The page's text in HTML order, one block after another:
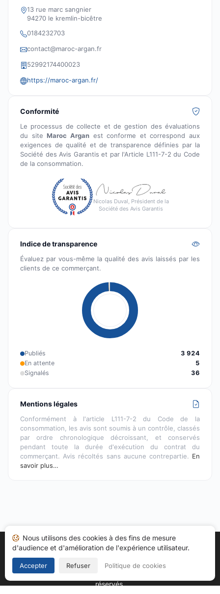
13 rue marc sangnier
94270 le kremlin-bicêtre
0184232703
contact@maroc-argan.fr
52992174400023
https://maroc-argan.fr/
Conformité
Le processus de collecte et de gestion des évaluations
du siteMaroc Arganest conforme et correspond aux
exigences de qualité et de transparence définies par la
Société des Avis Garantis et par l'Article L111-7-2 du Code
de la consommation.
Nicolas Duval, Président de la
Société des Avis Garantis
Indice de transparence
Évaluez par vous-même la qualité des avis laissés par les
clients de ce commerçant.
Publiés
3 924
En attente
5
Signalés
36
Mentions légales
Conformément à l'article L111-7-2 du Code de la
consommation, les avis sont soumis à un contrôle, classés
par ordre chronologique décroissant, et conservés
pendant toute la durée d'exécution du contrat du
commerçant. Avis récoltés sans aucune contrepartie. En
savoir plus…
Accueil Mes avis Catégories CGU
Cookies
Politique de confidentialité
Copyright © 2026
réservés.
Nous utilisons des cookies à des fins de mesure
d'audience et d'amélioration de l'expérience utilisateur.
Accepter Refuser Politique de cookies